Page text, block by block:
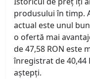
produsului în timp.
actual este unul
o ofertă mai
de 47,58 RON este
înregistrat de 40,44
aștepți.